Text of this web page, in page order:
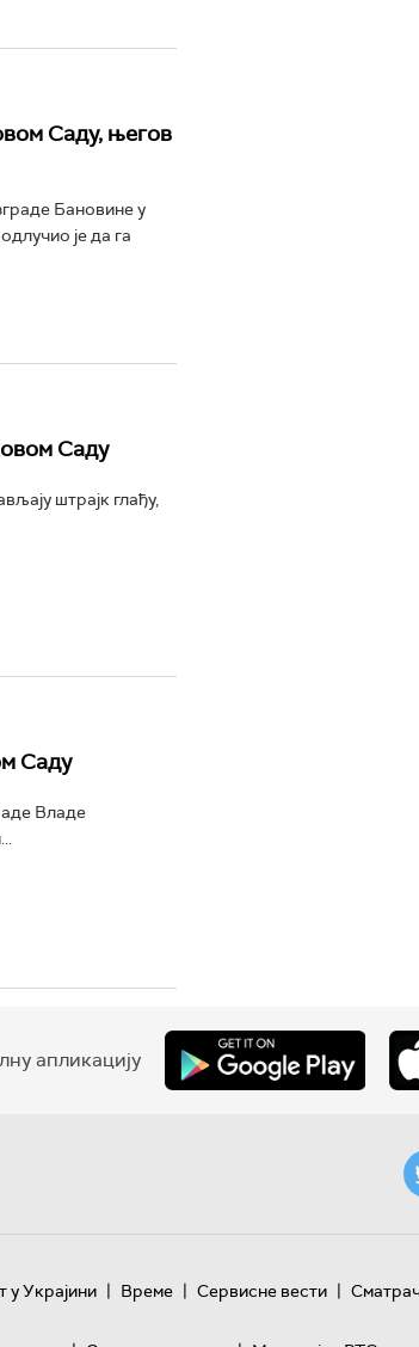
Саду, његов
Бановине у
је да га
Саду
штрајк глађу,
Саду
Владе
апликацију
у Украјини | Време | Сервисне вести |